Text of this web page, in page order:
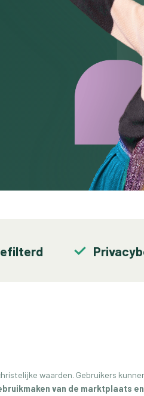
waarden. Gebruikers
van de marktplaats